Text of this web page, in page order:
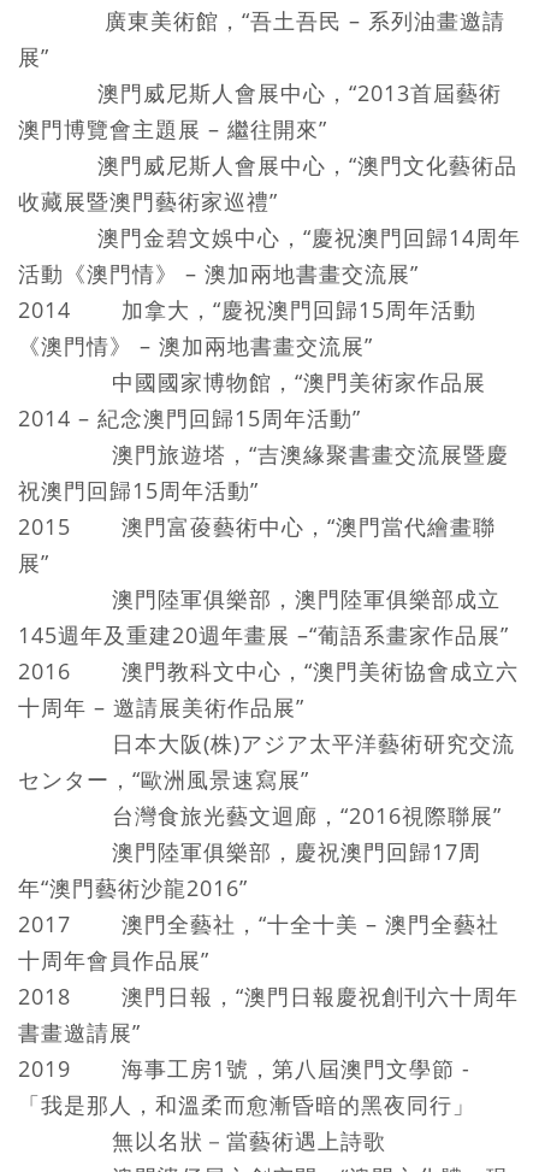
廣東美術館，“吾土吾民 – 系列油畫邀請
展”
澳門威尼斯人會展中心，“2013首屆藝術
澳門博覽會主題展 – 繼往開來”
澳門威尼斯人會展中心，“澳門文化藝術品
收藏展暨澳門藝術家巡禮”
澳門金碧文娛中心，“慶祝澳門回歸14周年
活動《澳門情》 – 澳加兩地書畫交流展”
2014 加拿大，“慶祝澳門回歸15周年活動
《澳門情》 – 澳加兩地書畫交流展”
中國國家博物館，“澳門美術家作品展
2014 – 紀念澳門回歸15周年活動”
澳門旅遊塔，“吉澳緣聚書畫交流展暨慶
祝澳門回歸15周年活動”
2015 澳門富葰藝術中心，“澳門當代繪畫聯
展”
澳門陸軍俱樂部，澳門陸軍俱樂部成立
145週年及重建20週年畫展 –“葡語系畫家作品展”
2016 澳門教科文中心，“澳門美術協會成立六
十周年 – 邀請展美術作品展”
日本大阪(株)アジア太平洋藝術研究交流
センター，“歐洲風景速寫展”
台灣食旅光藝文迴廊，“2016視際聯展”
澳門陸軍俱樂部，慶祝澳門回歸17周
年“澳門藝術沙龍2016”
2017 澳門全藝社，“十全十美 – 澳門全藝社
十周年會員作品展”
2018 澳門日報，“澳門日報慶祝創刊六十周年
書畫邀請展”
2019 海事工房1號，第八屆澳門文學節 -
「我是那人，和溫柔而愈漸昏暗的黑夜同行」
無以名狀－當藝術遇上詩歌